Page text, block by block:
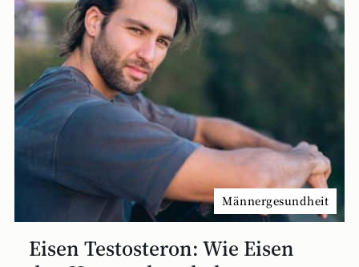
Männergesundheit
Eisen Testosteron: Wie Eisen